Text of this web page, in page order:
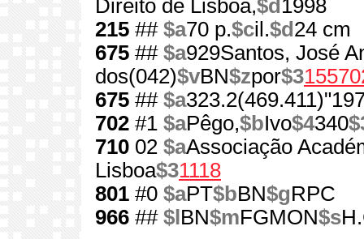
Direito de Lisboa,$d 1998
215 ## $a70 p.$cil.$d 24 cm
675 ## $a929Santos, José
dos(042)$vBN$zpor$3
675 ## $a
702 #1 $aPêgo,$bIvo$4340
710 02 $aAssociação
Lisboa$31118
801 #0 $aPT$bBN$gRPC
966 ## $l BN$mFGMON$s